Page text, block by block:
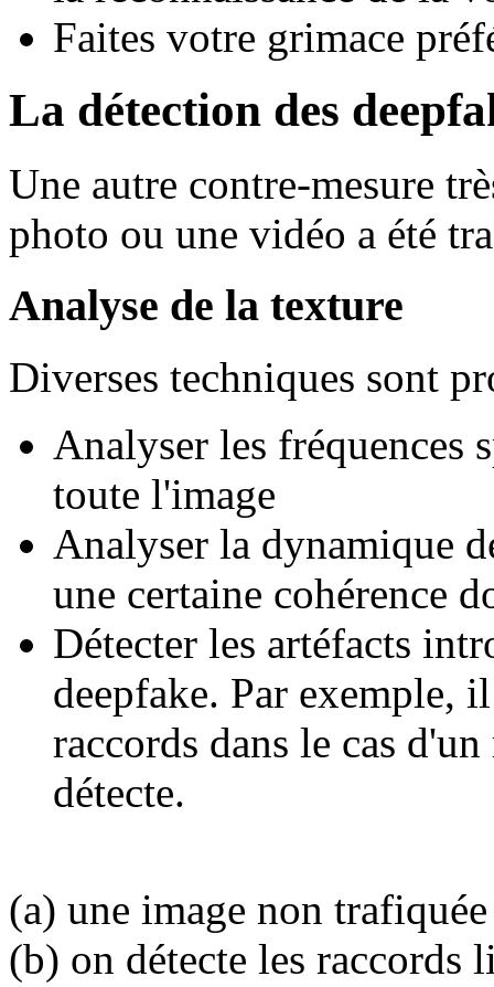
Faites votre grimace
La détection des
Une autre contre-mesure
photo ou une vidéo a été
Analyse de la texture
Diverses techniques sont
Analyser les fréquences
toute l'image
Analyser la dynamique
une certaine cohérence
Détecter les artéfacts
deepfake. Par exemple,
raccords dans le cas
détecte.
(a) une image non trafiquée
(b) on détecte les raccords